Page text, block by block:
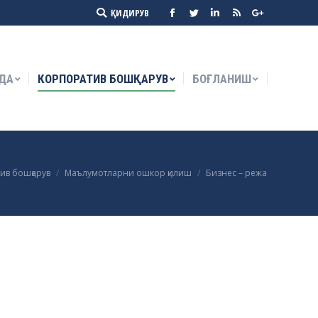
Search:ҚИДИРУВ
Facebook
TwitterLinkedinRss Google+
КОРПОРАТИВ БОШҚАРУВ БОҒЛАНИШ
бошқарув Маълумотларни ошкор қилиш Бизнес – режа